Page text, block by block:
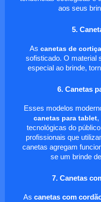
aos seus
5.
As canetas de cortiça
sofisticado. O material
especial ao brinde,
6. Canetas
Esses modelos
canetas para tablet,
tecnológicas do
profissionais que
canetas agregam
se um brinde
7. Canetas
As canetas com